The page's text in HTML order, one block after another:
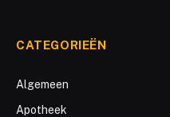
CATEGORIEËN
Algemeen
Apotheek